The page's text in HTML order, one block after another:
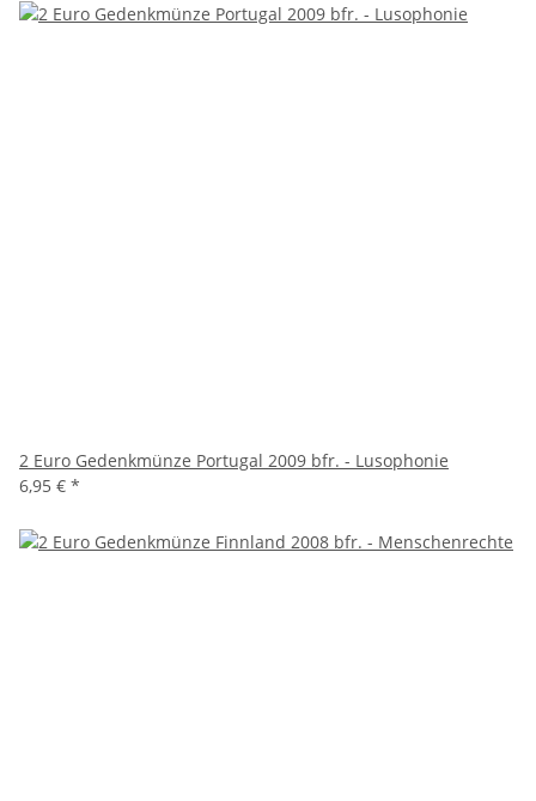
2 Euro Gedenkmünze Portugal 2009 bfr. - Lusophonie
6,95 € *